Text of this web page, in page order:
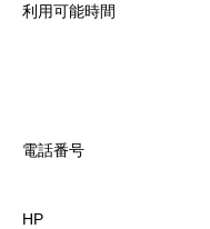
利用可能時間
電話番号
HP